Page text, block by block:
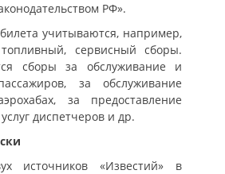
РФ».
учитываются, например,
сервисный сборы.
сборы за обслуживание и
за обслуживание
за предоставление
диспетчеров и др.
источников «Известий» в